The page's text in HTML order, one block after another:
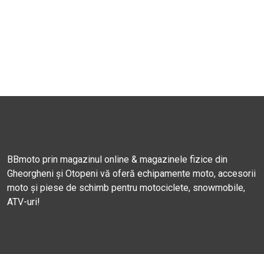
BBmoto prin magazinul online & magazinele fizice din
Gheorgheni și Otopeni vă oferă echipamente moto, accesorii
moto și piese de schimb pentru motociclete, snowmobile,
ATV-uri!